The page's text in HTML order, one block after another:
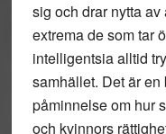
sig och drar nytta
extrema de som tar
intelligentsia alltid
samhället. Det är
påminnelse om hur
och kvinnors